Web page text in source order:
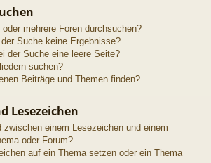
mehrere Foren durchsuchen?
Suche keine Ergebnisse?
der Suche eine leere Seite?
suchen?
Beiträge und Themen finden?
Lesezeichen
einem Lesezeichen und einem
oder Forum?
auf ein Thema setzen oder ein Thema